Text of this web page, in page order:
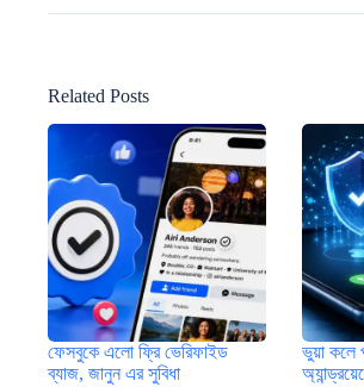
Related Posts
ফেসবুকে এলো ফ্রি ভেরিফাইড
ব্যাজ, জানুন এর সুবিধা
ভুয়া কলে